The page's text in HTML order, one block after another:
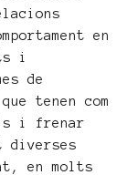
en
i
de
tenen com
i frenar
diverses
en molts